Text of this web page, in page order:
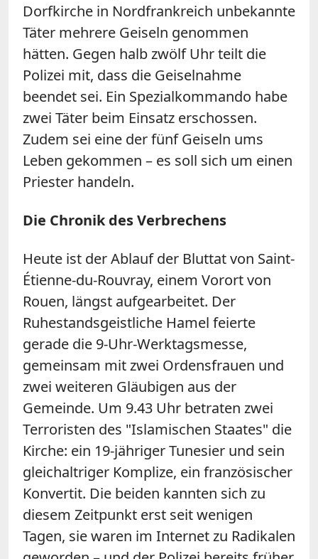
Dorfkirche in Nordfrankreich unbekannte
Täter mehrere Geiseln genommen
hätten. Gegen halb zwölf Uhr teilt die
Polizei mit, dass die Geiselnahme
beendet sei. Ein Spezialkommando habe
zwei Täter beim Einsatz erschossen.
Zudem sei eine der fünf Geiseln ums
Leben gekommen – es soll sich um einen
Priester handeln.
Die Chronik des Verbrechens
Heute ist der Ablauf der Bluttat von Saint-
Étienne-du-Rouvray, einem Vorort von
Rouen, längst aufgearbeitet. Der
Ruhestandsgeistliche Hamel feierte
gerade die 9-Uhr-Werktagsmesse,
gemeinsam mit zwei Ordensfrauen und
zwei weiteren Gläubigen aus der
Gemeinde. Um 9.43 Uhr betraten zwei
Terroristen des "Islamischen Staates" die
Kirche: ein 19-jähriger Tunesier und sein
gleichaltriger Komplize, ein französischer
Konvertit. Die beiden kannten sich zu
diesem Zeitpunkt erst seit wenigen
Tagen, sie waren im Internet zu Radikalen